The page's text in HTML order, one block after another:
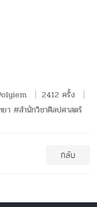
2412 ครั้ง
า #สำนักวิชาศิลปศาสตร์
กลับ